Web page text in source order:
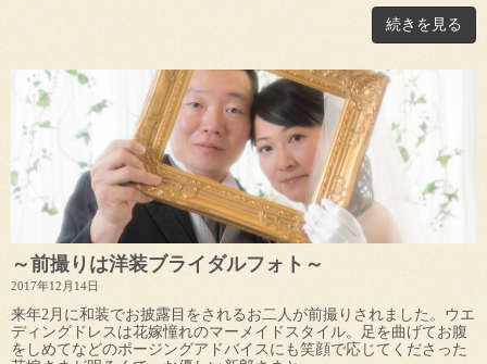
続きを見る
～前撮りは洋装ブライダルフォト～
2017年12月14日
来年2月に和装でお披露目をされるお二人が前撮りされました。ウエ
ディングドレスは花嫁憧れのマーメイドスタイル。足を曲げてお腹
をしめてなどのポージングアドバイスにも笑顔で応じてくださった